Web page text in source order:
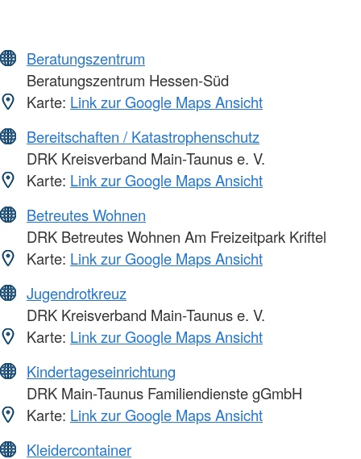
Beratungszentrum
Beratungszentrum Hessen-Süd
Karte: Link zur Google Maps Ansicht
Bereitschaften / Katastrophenschutz
DRK Kreisverband Main-Taunus e. V.
Karte: Link zur Google Maps Ansicht
Betreutes Wohnen
DRK Betreutes Wohnen Am Freizeitpark Kriftel
Karte: Link zur Google Maps Ansicht
Jugendrotkreuz
DRK Kreisverband Main-Taunus e. V.
Karte: Link zur Google Maps Ansicht
Kindertageseinrichtung
DRK Main-Taunus Familiendienste gGmbH
Karte: Link zur Google Maps Ansicht
Kleidercontainer